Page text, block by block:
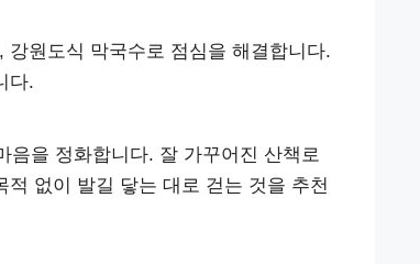
원도식 막국수로 점심을 해결합니다.
다.
음을 정화합니다. 잘 가꾸어진 산책로
없이 발길 닿는 대로 걷는 것을 추천